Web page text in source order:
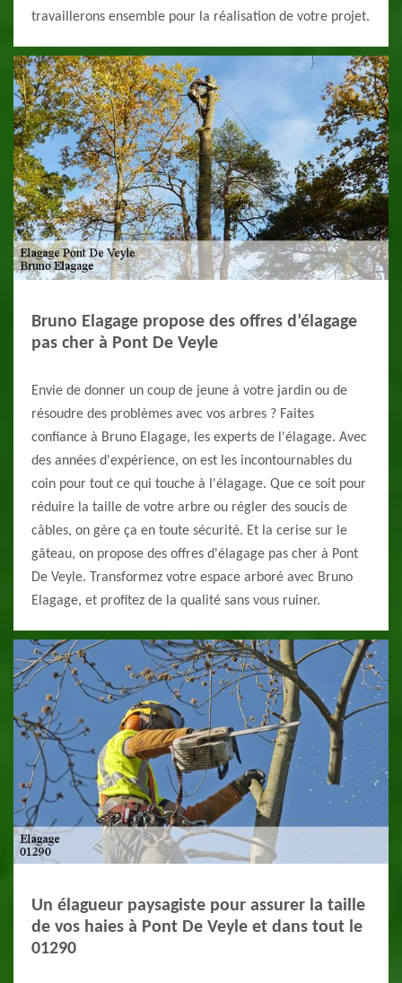
travaillerons ensemble pour la réalisation de votre projet.
Bruno Elagage propose des offres d’élagage
pas cher à Pont De Veyle
Envie de donner un coup de jeune à votre jardin ou de
résoudre des problèmes avec vos arbres ? Faites
confiance à Bruno Elagage, les experts de l'élagage. Avec
des années d'expérience, on est les incontournables du
coin pour tout ce qui touche à l'élagage. Que ce soit pour
réduire la taille de votre arbre ou régler des soucis de
câbles, on gère ça en toute sécurité. Et la cerise sur le
gâteau, on propose des offres d'élagage pas cher à Pont
De Veyle. Transformez votre espace arboré avec Bruno
Elagage, et profitez de la qualité sans vous ruiner.
Un élagueur paysagiste pour assurer la taille
de vos haies à Pont De Veyle et dans tout le
01290